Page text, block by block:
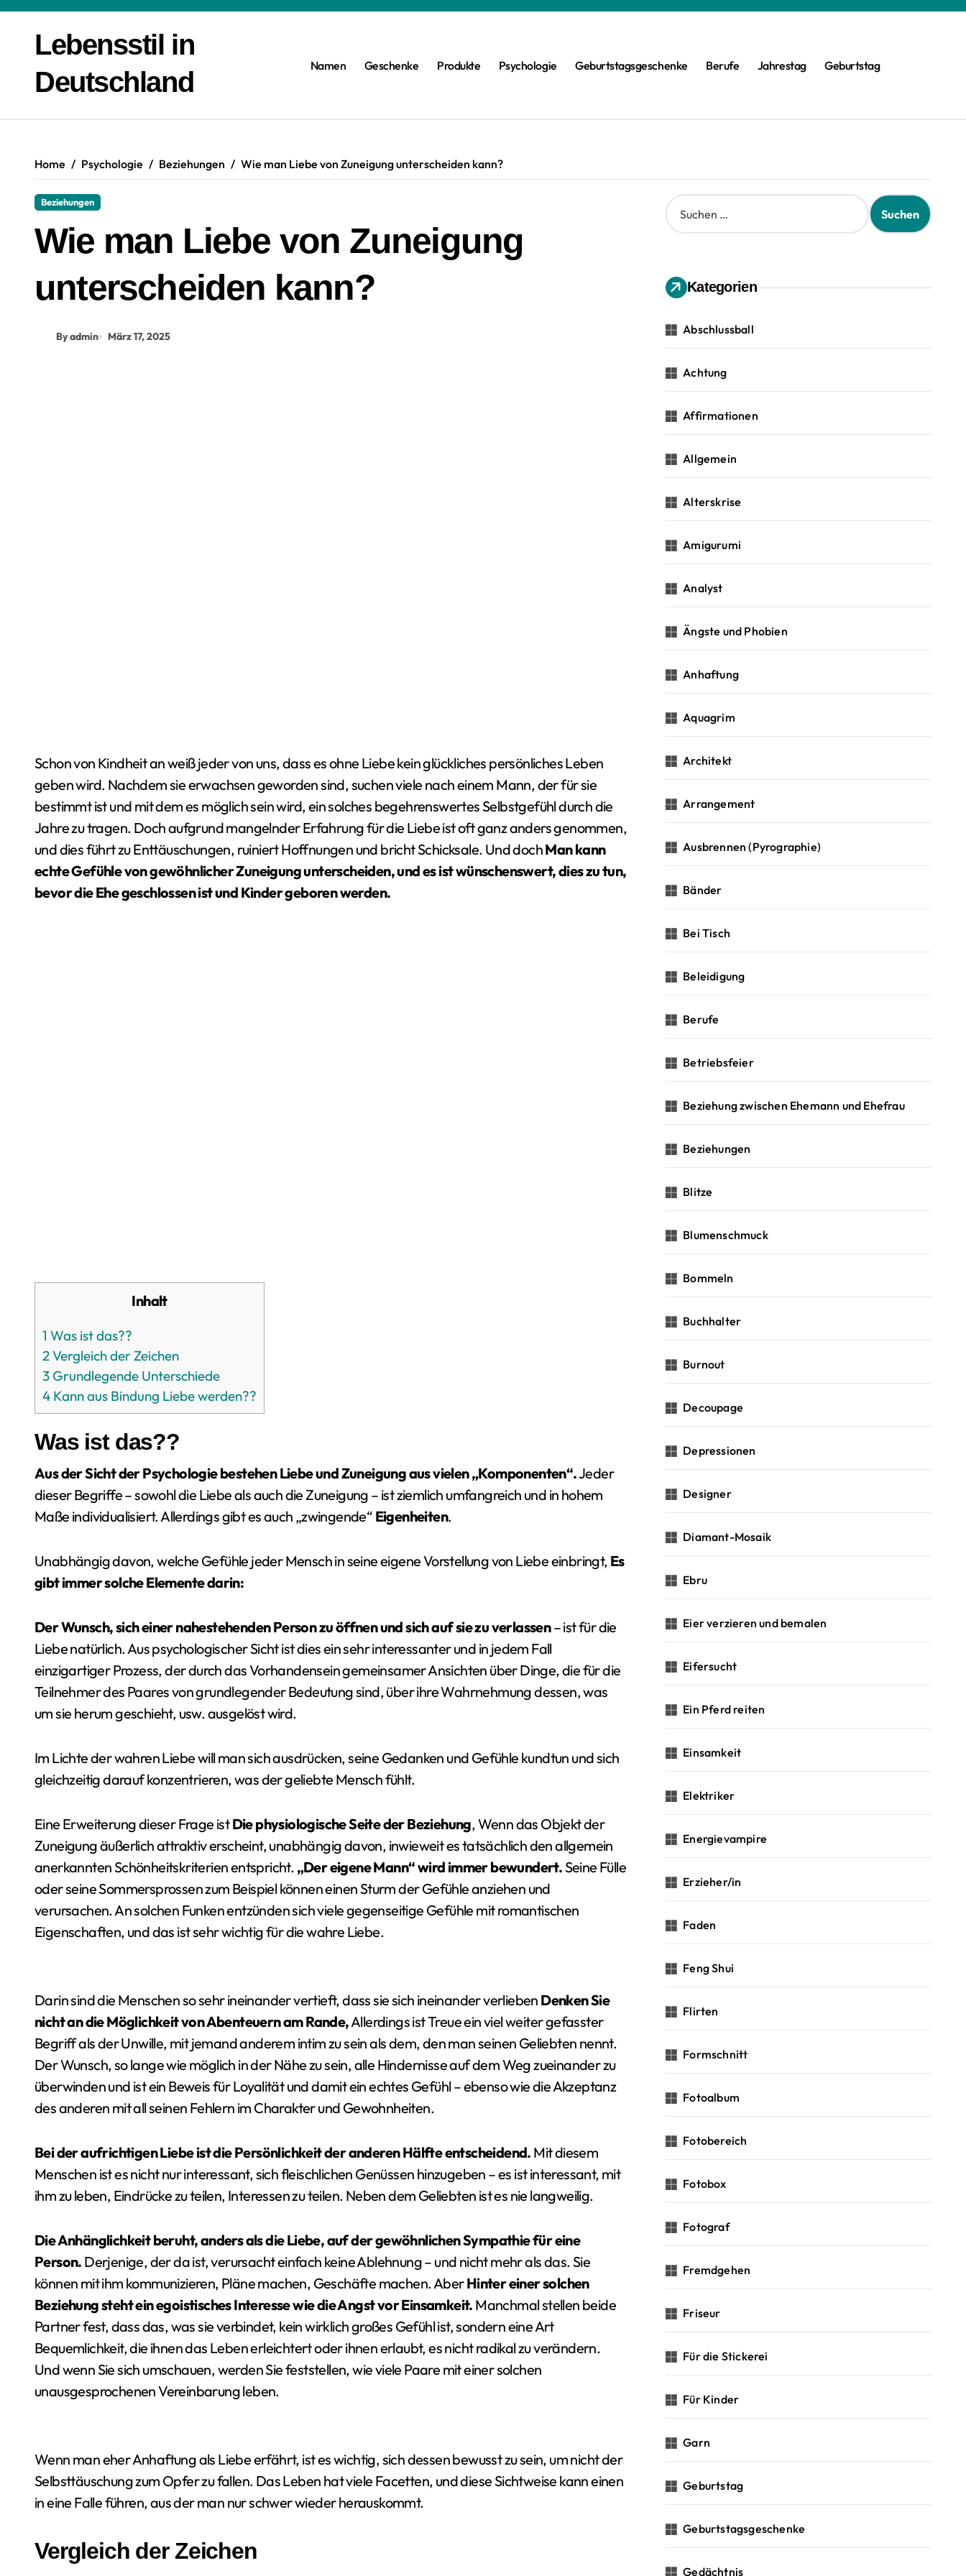
springenLebensstil in
Deutschland
Namen Geschenke Produkte Psychologie Geburtstagsgeschenke Berufe Jahrestag Geburtstag
Home Psychologie Beziehungen Wie man Liebe von Zuneigung unterscheiden kann?
Beziehungen
Wie man Liebe von Zuneigung
unterscheiden kann?
By admin März 17, 2025
Schon von Kindheit an weiß jeder von uns, dass es ohne Liebe kein glückliches persönliches Leben
geben wird. Nachdem sie erwachsen geworden sind, suchen viele nach einem Mann, der für sie
bestimmt ist und mit dem es möglich sein wird, ein solches begehrenswertes Selbstgefühl durch die
Jahre zu tragen. Doch aufgrund mangelnder Erfahrung für die Liebe ist oft ganz anders genommen,
und dies führt zu Enttäuschungen, ruiniert Hoffnungen und bricht Schicksale. Und dochMan kann
echte Gefühle von gewöhnlicher Zuneigung unterscheiden, und es ist wünschenswert, dies zu tun,
bevor die Ehe geschlossen ist und Kinder geboren werden.
Inhalt
1 Was ist das??
2Vergleich der Zeichen
3 Grundlegende Unterschiede
4 Kann aus Bindung Liebe werden??
Was ist das??
Aus der Sicht der Psychologie bestehen Liebe und Zuneigung aus vielen „Komponenten“.Jeder
dieser Begriffe – sowohl die Liebe als auch die Zuneigung – ist ziemlich umfangreich und in hohem
Maße individualisiert. Allerdings gibt es auch „zwingende“ Eigenheiten.
Unabhängig davon, welche Gefühle jeder Mensch in seine eigene Vorstellung von Liebe einbringt, Es
gibt immer solche Elemente darin:
Der Wunsch, sich einer nahestehenden Person zu öffnen und sich auf sie zu verlassen– ist für die
Liebe natürlich. Aus psychologischer Sicht ist dies ein sehr interessanter und in jedem Fall
einzigartiger Prozess, der durch das Vorhandensein gemeinsamer Ansichten über Dinge, die für die
Teilnehmer des Paares von grundlegender Bedeutung sind, über ihre Wahrnehmung dessen, was
um sie herum geschieht, usw. ausgelöst wird.
Im Lichte der wahren Liebe will man sich ausdrücken, seine Gedanken und Gefühle kundtun und sich
gleichzeitig darauf konzentrieren, was der geliebte Mensch fühlt.
Eine Erweiterung dieser Frage istDie physiologische Seite der Beziehung, Wenn das Objekt der
Zuneigung äußerlich attraktiv erscheint, unabhängig davon, inwieweit es tatsächlich den allgemein
anerkannten Schönheitskriterien entspricht. „Der eigene Mann“ wird immer bewundert.Seine Fülle
oder seine Sommersprossen zum Beispiel können einen Sturm der Gefühle anziehen und
verursachen. An solchen Funken entzünden sich viele gegenseitige Gefühle mit romantischen
Eigenschaften, und das ist sehr wichtig für die wahre Liebe.
Darin sind die Menschen so sehr ineinander vertieft, dass sie sich ineinander verlieben Denken Sie
nicht an die Möglichkeit von Abenteuern am Rande,Allerdings ist Treue ein viel weiter gefasster
Begriff als der Unwille, mit jemand anderem intim zu sein als dem, den man seinen Geliebten nennt.
Der Wunsch, so lange wie möglich in der Nähe zu sein, alle Hindernisse auf dem Weg zueinander zu
überwinden und ist ein Beweis für Loyalität und damit ein echtes Gefühl – ebenso wie die Akzeptanz
des anderen mit all seinen Fehlern im Charakter und Gewohnheiten.
Bei der aufrichtigen Liebe ist die Persönlichkeit der anderen Hälfte entscheidend. Mit diesem
Menschen ist es nicht nur interessant, sich fleischlichen Genüssen hinzugeben – es ist interessant, mit
ihm zu leben, Eindrücke zu teilen, Interessen zu teilen. Neben dem Geliebten ist es nie langweilig.
Die Anhänglichkeit beruht, anders als die Liebe, auf der gewöhnlichen Sympathie für eine
Person. Derjenige, der da ist, verursacht einfach keine Ablehnung – und nicht mehr als das. Sie
können mit ihm kommunizieren, Pläne machen, Geschäfte machen. AberHinter einer solchen
Beziehung steht ein egoistisches Interesse wie die Angst vor Einsamkeit. Manchmal stellen beide
Partner fest, dass das, was sie verbindet, kein wirklich großes Gefühl ist, sondern eine Art
Bequemlichkeit, die ihnen das Leben erleichtert oder ihnen erlaubt, es nicht radikal zu verändern.
Und wenn Sie sich umschauen, werden Sie feststellen, wie viele Paare mit einer solchen
unausgesprochenen Vereinbarung leben.
Wenn man eher Anhaftung als Liebe erfährt, ist es wichtig, sich dessen bewusst zu sein, um nicht der
Selbsttäuschung zum Opfer zu fallen. Das Leben hat viele Facetten, und diese Sichtweise kann einen
in eine Falle führen, aus der man nur schwer wieder herauskommt.
Vergleich der Zeichen
S
u
n
n
c
Kategorien
Abschlussball
Achtung
Affirmationen
Allgemein
Alterskrise
Amigurumi
Analyst
Ängste und Phobien
Anhaftung
Aquagrim
Architekt
Arrangement
Ausbrennen (Pyrographie)
Bänder
Bei Tisch
Beleidigung
Berufe
Betriebsfeier
Beziehung zwischen Ehemann und Ehefrau
Beziehungen
Blitze
Blumenschmuck
Bommeln
Buchhalter
Burnout
Decoupage
Depressionen
Designer
Diamant-Mosaik
Ebru
Eier verzieren und bemalen
Eifersucht
Ein Pferd reiten
Einsamkeit
Elektriker
Energievampire
Erzieher/in
Faden
Feng Shui
Flirten
Formschnitt
Fotoalbum
Fotobereich
Fotobox
Fotograf
Fremdgehen
Friseur
Für die Stickerei
Für Kinder
Garn
Geburtstag
Geburtstagsgeschenke
Gedächtnis